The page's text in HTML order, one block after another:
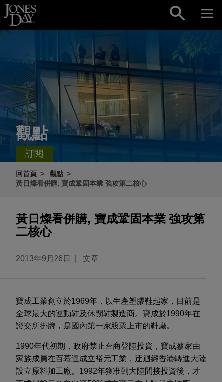
Skip to content
觀點
訂閱
回首頁
觀點
黃日燦看併購, 寶成鞏固本業 強攻第二核心
黃日燦看併購, 寶成鞏固本業 強攻第
二核心
2013年9月26日 文章
寶成工業創立於1969年，以生產塑膠鞋起家，目前是
全球最大的運動鞋及休閒鞋製造商。寶成於1990年在
證交所掛牌，是國內第一家股票上市的鞋廠。
1990年代初期，政府禁止台商登陸投資，寶成蔡家由
家族成員在百慕達成立裕元工業，迂迴經香港轉進大陸
設立原料加工廠。1992年獲准到大陸間接投資後，才